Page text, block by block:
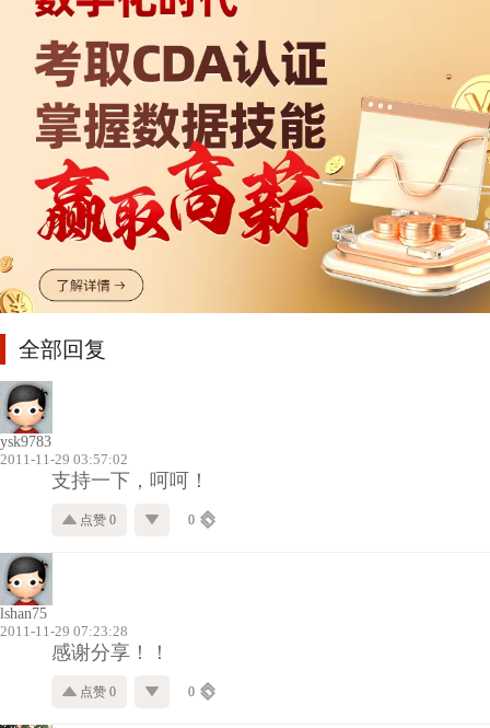
全部回复
ysk9783
2011-11-29 03:57:02
支持一下，呵呵！
点赞 0 0
lshan75
2011-11-29 07:23:28
感谢分享！！
点赞 0 0